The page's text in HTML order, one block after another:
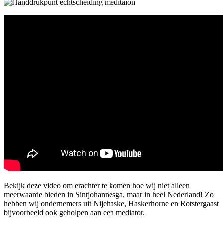
Bekijk deze video om erachter te komen hoe wij niet alleen
meerwaarde bieden in Sintjohannesga, maar in heel Nederland! Zo
hebben wij ondernemers uit Nijehaske, Haskerhorne en Rotstergaast
bijvoorbeeld ook geholpen aan een mediator.